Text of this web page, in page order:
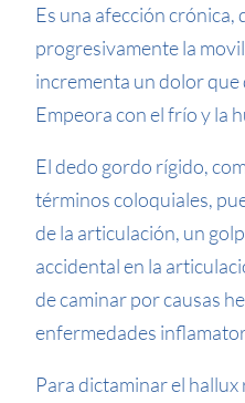
Es una afección crónica,
progresivamente la
incrementa un dolor
Empeora con el frío y la
El dedo gordo rígido,
términos coloquiales,
de la articulación, un
accidental en la
de caminar por causas
enfermedades
Para dictaminar el